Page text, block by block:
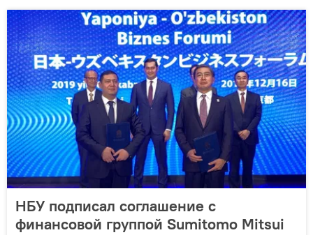
НБУ подписал соглашение с
финансовой группой Sumitomo Mitsui